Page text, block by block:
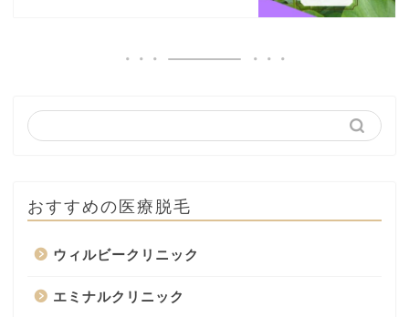
おすすめの医療脱毛
ウィルビークリニック
エミナルクリニック